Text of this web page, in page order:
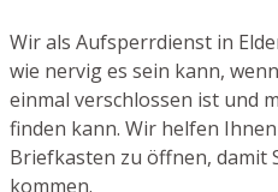
Wir als Aufsperrdienst in
wie nervig es sein kann,
einmal verschlossen ist und
finden kann. Wir helfen
Briefkasten zu öffnen, damit
kommen.